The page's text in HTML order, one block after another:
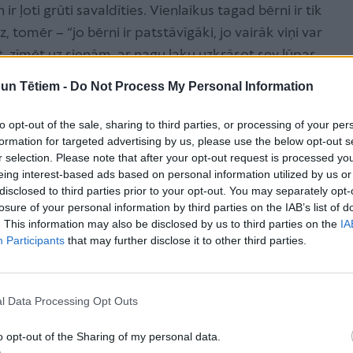
Tētiem - Do Not Process My Personal Information
opt-out of the sale, sharing to third parties, or processing of your
for targeted advertising by us, please use the below opt-out
selection. Please note that after your opt-out request is processed
interest-based ads based on personal information utilized by us
to third parties prior to your opt-out. You may separately
of your personal information by third parties on the IAB’s list of
This information may also be disclosed by us to third parties on the
Participants that may further disclose it to other third parties.
Data Processing Opt Outs
opt-out of the Sharing of my personal data.
ir ļoti grūti savaldīties. Vienlaikus tagad bērni ir tik
tomēr – “jo bērni ir patstāvīgāki, jo vairāk viņi var
uz sienām, ar nagu laku uzkrāsot sev lūpas,
bērnu māmiņa un atzīst, ka ar nepacietību
nākamie gadi.
atzīst, ka laba ir prakse ļaut bērniem citam no
“Mēs nevaram izdalīt katrubērnu, bet citreiz pa
Pēc tam, kad mēs atkal satiekamies, bērni un
varam atkal darboties tālāk,” teic Baiba. Jautāta,
viņa spriež, ka iespējams, ka vecāki
– mazā bērnu vecumā tā var izvairīties no
drēbes kā māsai vai brālim. Tāpat dzimšanas
– noteikti būs brīdis, kad dvīņi un trīņi
augot (un īpaši, ja ir atšķirīgi dzimumi), vēlmes